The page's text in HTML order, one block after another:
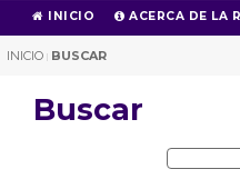
INICIO ACERCA DE LA
INICIO | BUSCAR
Buscar